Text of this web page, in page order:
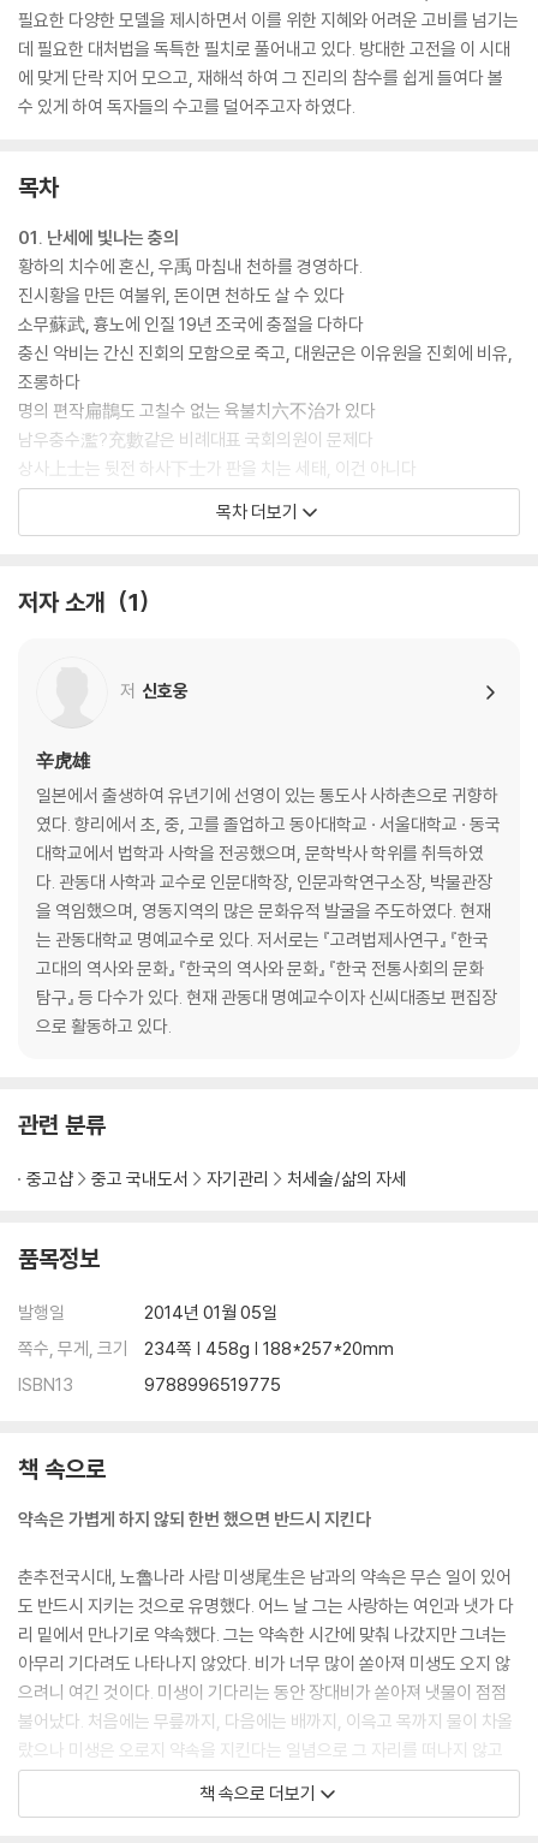
필요한 다양한 모델을 제시하면서 이를 위한 지혜와 어려운 고비를 넘기는
데 필요한 대처법을 독특한 필치로 풀어내고 있다. 방대한 고전을 이 시대
에 맞게 단락 지어 모으고, 재해석 하여 그 진리의 참수를 쉽게 들여다 볼
수 있게 하여 독자들의 수고를 덜어주고자 하였다.
목차
01. 난세에 빛나는 충의
황하의 치수에 혼신, 우禹 마침내 천하를 경영하다.
진시황을 만든 여불위, 돈이면 천하도 살 수 있다
소무蘇武, 흉노에 인질 19년 조국에 충절을 다하다
충신 악비는 간신 진회의 모함으로 죽고, 대원군은 이유원을 진회에 비유,
조롱하다
명의 편작扁鵲도 고칠수 없는 육불치六不治가 있다
남우충수濫?充數같은 비례대표 국회의원이 문제다
상사上士는 뒷전 하사下士가 판을 치는 세태, 이건 아니다
세상살이의 짜릿함은 와신상담에 있다
근본을 다스리지 않고서는 백약이 무효하다
문인은 협객과 일맥상통하는 면이 있다
개미구멍이라고 방치했다가는 둑이 무너진다
죽기를 각오한 마음에 사는 길이 있다
불운을 탓하지 않고 시련을 밑거름 삼아 절창을 이루다
인내야말로 모든 일처리의 바탕이다
03. 인재 발탁과 기용의 지혜
- 인재를 어떻게 알아보고 키울 것인가
유비, 삼고초려로 천재 공명을 발탁하다
사심을 버리고 자기보다 더 뛰어난 인재를 발탁한다
자기 장점에 다른 사람의 장점을 접목한다
큰일에는 말이 많으므로 그 결정에는 외로움이 따른다
연작이 어찌 홍곡의 뜻을 알 것인가
물이 너무 맑으면 고기가 놀지 못 한다
선비는 자기를 알아주는 사람을 위해 죽는다
천시는 지리만 못하고, 지리는 인화만 못하다
법을 집행하는 데 지위고하에 차별을 두지 않는다
한 줄기 미풍으로도 우주의 변화를 감지한다
04. 인간경영의 지혜와 왕도
- 사람을 어떻게 경영할 것인가
멀리 내다보는 안목을 기른다
눈과 귀가 미혹에 빠지면 패가망신한다
조무래기와는 더불어 일할 수 없다
천 리를 내다보는 안목을 키운다
늘 스스로 반성하는 마음을 기른다
백 번 듣는 것보다 한 번 보는 것이 낫다
저마다 지닌 다른 재능을 십분 활용한다
남의 단점을 비판하기 전에 장점을 찾아 격려한다
가난이 청빈이 아닌 것처럼 부유가 부도덕은 아니다
해마다 피는 꽃은 같아도 그것을 보는 사람은 다르다
목차 더보기
저자 소개 1
저 신호웅
辛虎雄
일본에서 출생하여 유년기에 선영이 있는 통도사 사하촌으로 귀향하
였다. 향리에서 초, 중, 고를 졸업하고 동아대학교 · 서울대학교 · 동국
대학교에서 법학과 사학을 전공했으며, 문학박사 학위를 취득하였
다. 관동대 사학과 교수로 인문대학장, 인문과학연구소장, 박물관장
을 역임했으며, 영동지역의 많은 문화유적 발굴을 주도하였다. 현재
는 관동대학교 명예교수로 있다. 저서로는 『고려법제사연구』 『한국
고대의 역사와 문화』 『한국의 역사와 문화』 『한국 전통사회의 문화
탐구』 등 다수가 있다. 현재 관동대 명예교수이자 신씨대종보 편집장
으로 활동하고 있다.
관련 분류
중고샵 중고 국내도서 자기관리 처세술/삶의 자세
품목정보
발행일
2014년 01월 05일
쪽수, 무게, 크기
234쪽 | 458g | 188*257*20mm
ISBN13
9788996519775
책 속으로
약속은 가볍게 하지 않되 한번 했으면 반드시 지킨다
춘추전국시대, 노魯나라 사람 미생尾生은 남과의 약속은 무슨 일이 있어
도 반드시 지키는 것으로 유명했다. 어느 날 그는 사랑하는 여인과 냇가 다
리 밑에서 만나기로 약속했다. 그는 약속한 시간에 맞춰 나갔지만 그녀는
아무리 기다려도 나타나지 않았다. 비가 너무 많이 쏟아져 미생도 오지 않
으려니 여긴 것이다. 미생이 기다리는 동안 장대비가 쏟아져 냇물이 점점
불어났다. 처음에는 무릎까지, 다음에는 배까지, 이윽고 목까지 물이 차올
랐으나 미생은 오로지 약속을 지킨다는 일념으로 그 자리를 떠나지 않고
있다가 그만 교각을 끌어안은 채 물에 빠져 죽고 말았다(미생지신尾生之
책 속으로 더보기